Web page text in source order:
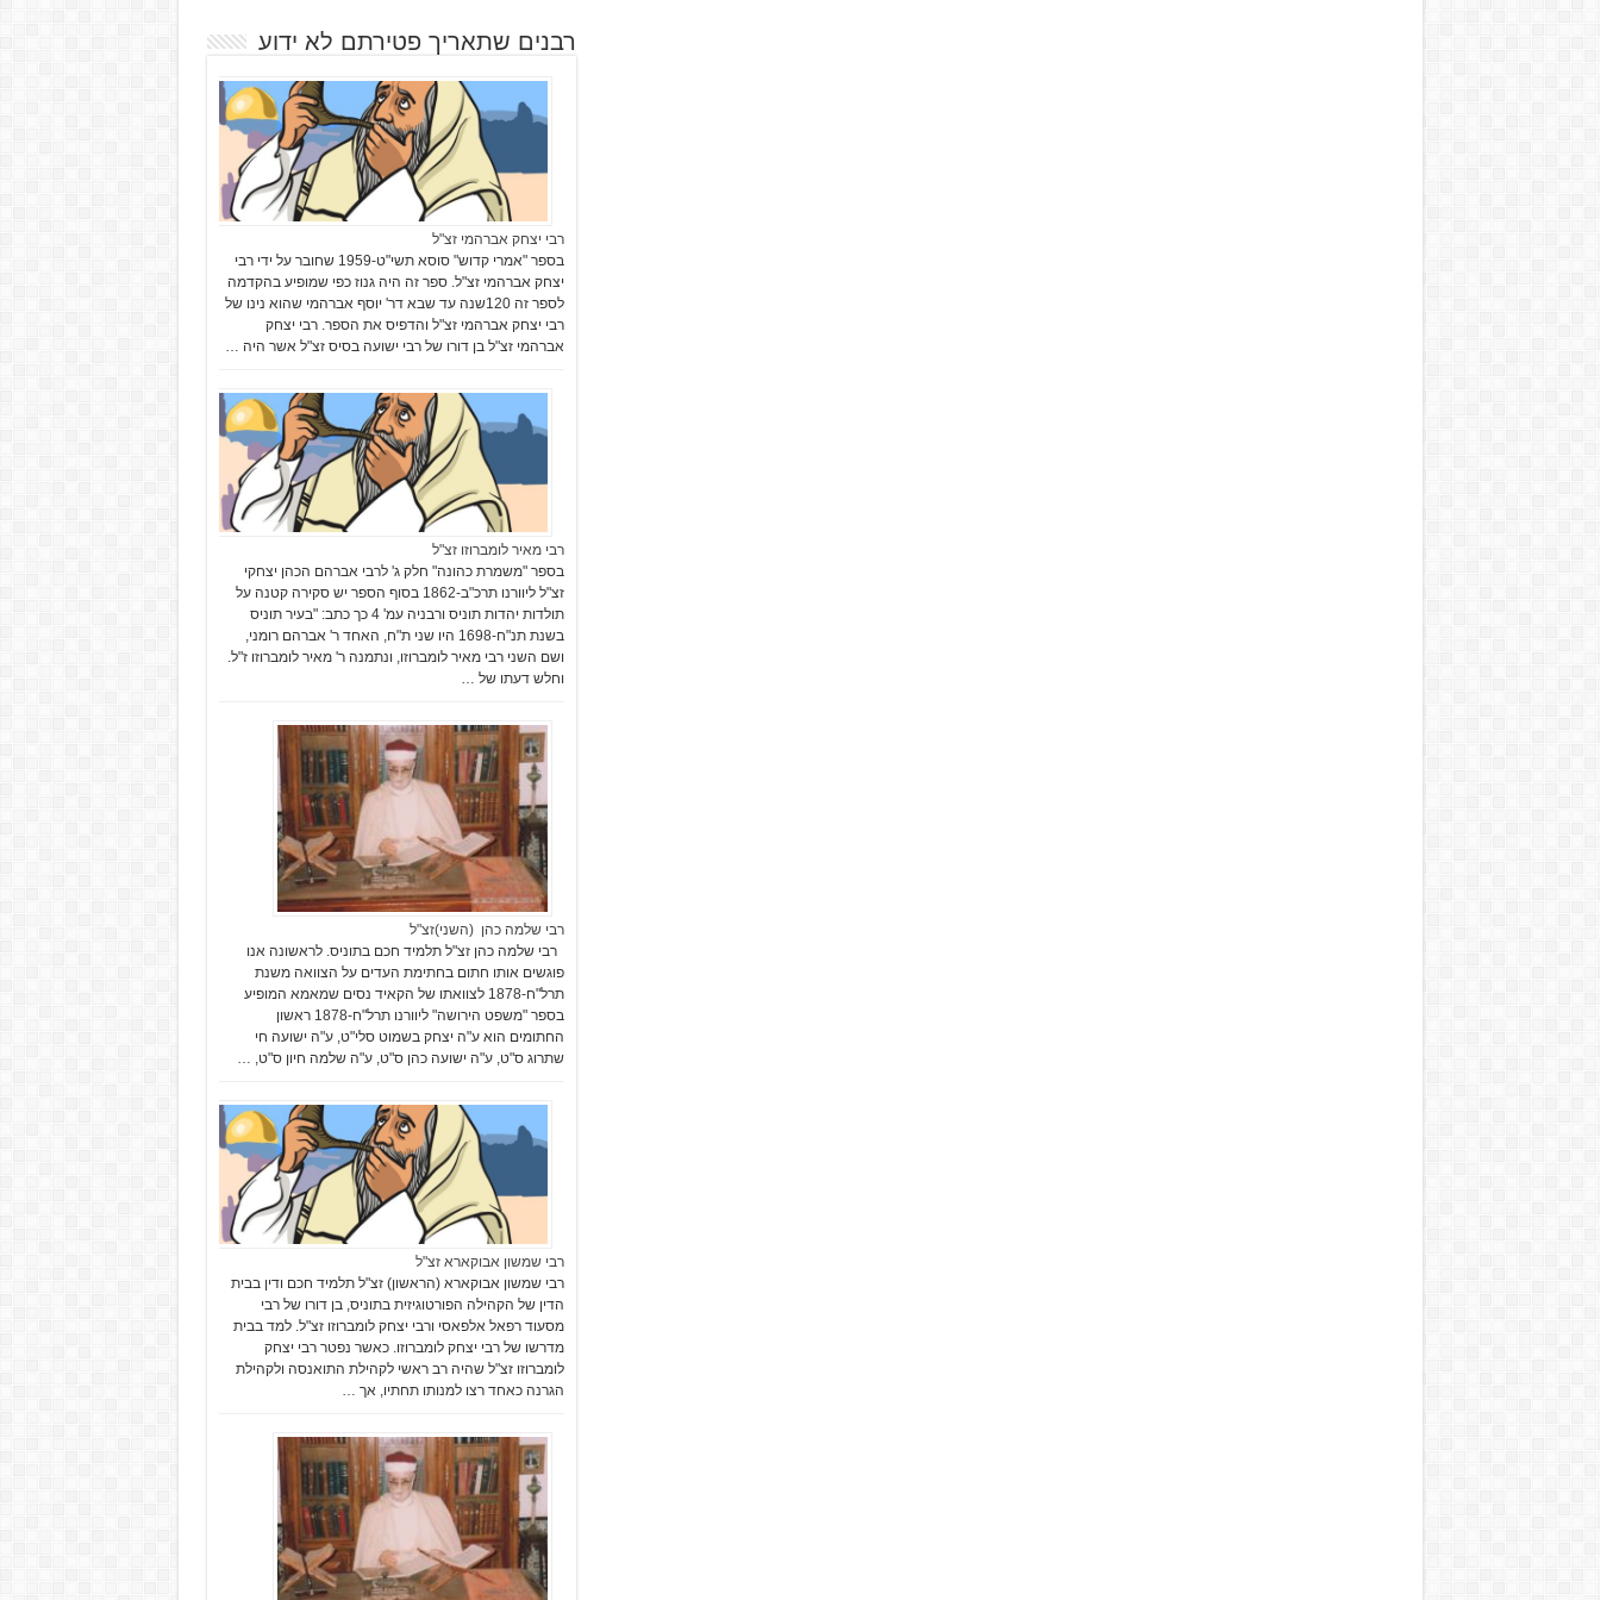
רבנים שתאריך פטירתם לא ידוע
רבי יצחק אברהמי זצ"ל
בספר "אמרי קדוש" סוסא תשי"ט-1959 שחובר על ידי רבי
יצחק אברהמי זצ"ל. ספר זה היה גנוז כפי שמופיע בהקדמה
לספר זה 120שנה עד שבא דר' יוסף אברהמי שהוא נינו של
רבי יצחק אברהמי זצ"ל והדפיס את הספר. רבי יצחק
אברהמי זצ"ל בן דורו של רבי ישועה בסיס זצ"ל אשר היה …
רבי מאיר לומברוזו זצ"ל
בספר "משמרת כהונה" חלק ג' לרבי אברהם הכהן יצחקי
זצ"ל ליוורנו תרכ"ב-1862 בסוף הספר יש סקירה קטנה על
תולדות יהדות תוניס ורבניה עמ' 4 כך כתב: "בעיר תוניס
בשנת תנ"ח-1698 היו שני ת"ח, האחד ר' אברהם רומני,
ושם השני רבי מאיר לומברוזו, ונתמנה ר' מאיר לומברוזו ז"ל.
וחלש דעתו של …
רבי שלמה כהן (השני)זצ"ל
רבי שלמה כהן זצ"ל תלמיד חכם בתוניס. לראשונה אנו
פוגשים אותו חתום בחתימת העדים על הצוואה משנת
תרל"ח-1878 לצוואתו של הקאיד נסים שמאמא המופיע
בספר "משפט הירושה" ליוורנו תרל"ח-1878 ראשון
החתומים הוא ע"ה יצחק בשמוט סלי"ט, ע"ה ישועה חי
שתרוג ס"ט, ע"ה ישועה כהן ס"ט, ע"ה שלמה חיון ס"ט, …
רבי שמשון אבוקארא זצ"ל
רבי שמשון אבוקארא (הראשון) זצ"ל תלמיד חכם ודין בבית
הדין של הקהילה הפורטוגיזית בתוניס, בן דורו של רבי
מסעוד רפאל אלפאסי ורבי יצחק לומברוזו זצ"ל. למד בבית
מדרשו של רבי יצחק לומברוזו. כאשר נפטר רבי יצחק
לומברוזו זצ"ל שהיה רב ראשי לקהילת התואנסה ולקהילת
הגרנה כאחד רצו למנותו תחתיו, אך …